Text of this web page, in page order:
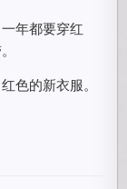
年都要穿红
色的新衣服。